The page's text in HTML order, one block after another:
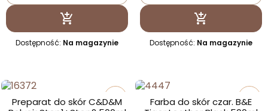
 Dodaj do koszyka
Dostępność: Na magazynie
 Dodaj do
Dostępność: Na magazynie
favorite_border
Preparat do skór C&D&M
favorite_border
Farba do skór czar. B&E